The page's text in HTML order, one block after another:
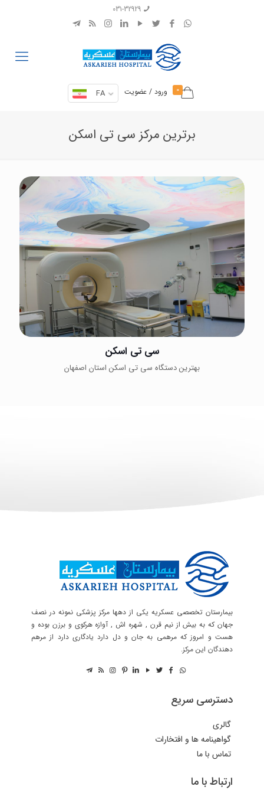
031-32929
0 ورود / عضویت FA
برترین مرکز سی تی اسکن
سی تی اسکن
بهترین دستگاه سی تی اسکن استان اصفهان
بیمارستان تخصصی عسکریه یکی از دهها مرکز پزشکی نمونه در نصف
جهان که به بیش از نیم قرن , شهره اش , آوازه هرکوی و برزن بوده و
هست و امروز که مرهمی به جان و دل دارد یادگاری دارد از مرهم
دهندگان این مرکز.
دسترسی سریع
گالری
گواهینامه ها و افتخارات
تماس با ما
ارتباط با ما